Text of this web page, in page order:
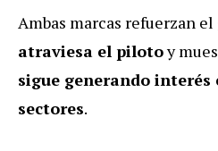
Ambas marcas refuerzan el
atraviesa el pilotoy
sigue generando
sectores.